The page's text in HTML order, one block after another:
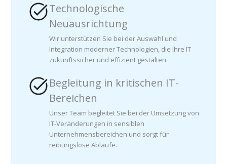
Technologische
Neuausrichtung
Wir unterstützen Sie bei der Auswahl und
Integration moderner Technologien, die Ihre IT
zukunftssicher und effizient gestalten.
Begleitung in kritischen IT-
Bereichen
Unser Team begleitet Sie bei der Umsetzung von
IT-Veränderungen in sensiblen
Unternehmensbereichen und sorgt für
reibungslose Abläufe.